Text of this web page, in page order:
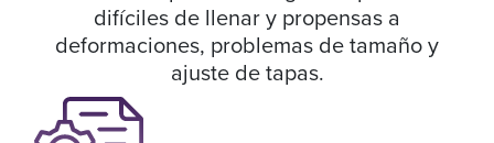
difíciles de llenar y propensas a
deformaciones, problemas de tamaño y
ajuste de tapas.